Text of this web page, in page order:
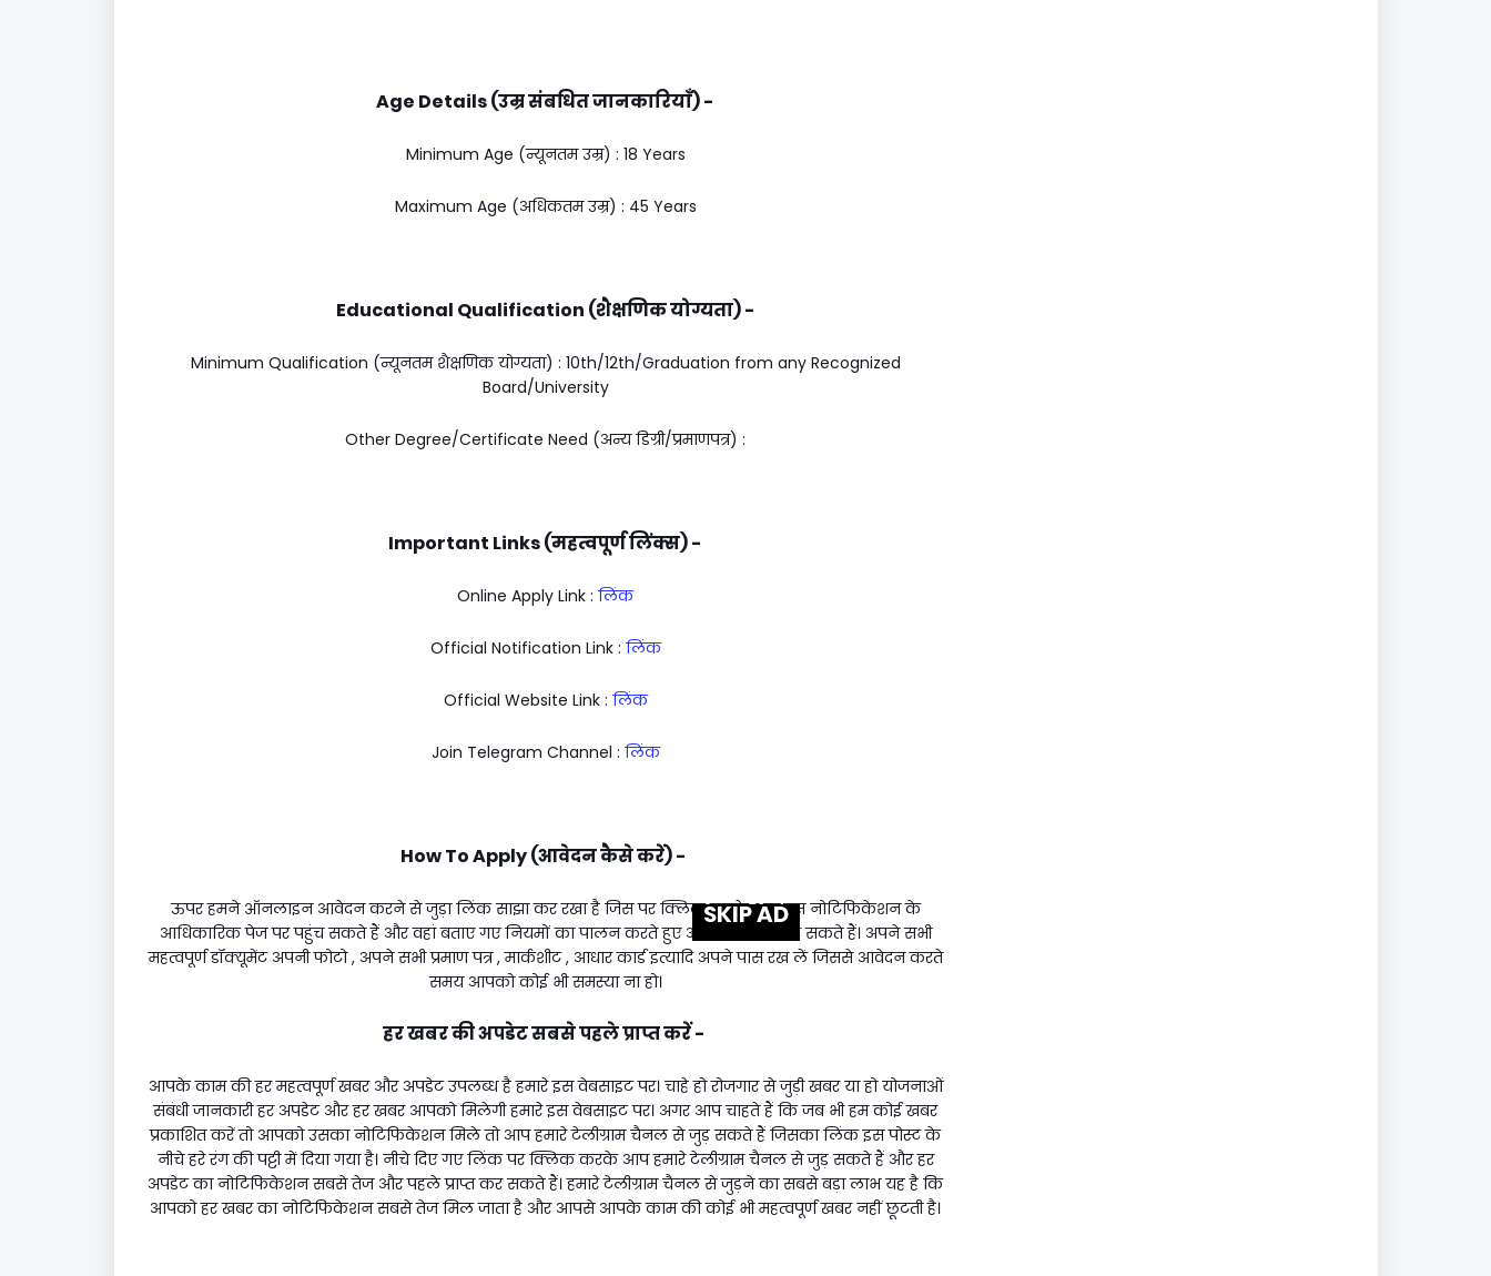
Age Details (उम्र संबधित जानकारियाँ) -
Minimum Age (न्यूनतम उम्र) : 18 Years
Maximum Age (अधिकतम उम्र) : 45 Years
Educational Qualification (शैक्षणिक योग्यता) -
Minimum Qualification (न्यूनतम शैक्षणिक योग्यता) : 10th/12th/Graduation from any Recognized
Board/University
Other Degree/Certificate Need (अन्य डिग्री/प्रमाणपत्र) :
Important Links (महत्वपूर्ण लिंक्स) -
Online Apply Link : लिंक
Official Notification Link : लिंक
Official Website Link : लिंक
Join Telegram Channel : लिंक
How To Apply (आवेदन कैसे करें) -
ऊपर हमने ऑनलाइन आवेदन करने से जुड़ा लिंक साझा कर रखा है जिस पर क्लिक करके आप इस नोटिफिकेशन के
आधिकारिक पेज पर पहुंच सकते हैं और वहां बताए गए नियमों का पालन करते हुए अपना आवेदन भर सकते हैं। अपने सभी
महत्वपूर्ण डॉक्यूमेंट अपनी फोटो , अपने सभी प्रमाण पत्र , मार्कशीट , आधार कार्ड इत्यादि अपने पास रख लें जिससे आवेदन करते
समय आपको कोई भी समस्या ना हो।
हर खबर की अपडेट सबसे पहले प्राप्त करें -
आपके काम की हर महत्वपूर्ण खबर और अपडेट उपलब्ध है हमारे इस वेबसाइट पर। चाहे हो रोजगार से जुड़ी खबर या हो योजनाओं
संबंधी जानकारी हर अपडेट और हर खबर आपको मिलेगी हमारे इस वेबसाइट पर। अगर आप चाहते हैं कि जब भी हम कोई खबर
प्रकाशित करें तो आपको उसका नोटिफिकेशन मिले तो आप हमारे टेलीग्राम चैनल से जुड़ सकते हैं जिसका लिंक इस पोस्ट के
नीचे हरे रंग की पट्टी में दिया गया है। नीचे दिए गए लिंक पर क्लिक करके आप हमारे टेलीग्राम चैनल से जुड़ सकते हैं और हर
अपडेट का नोटिफिकेशन सबसे तेज और पहले प्राप्त कर सकते हैं। हमारे टेलीग्राम चैनल से जुड़ने का सबसे बड़ा लाभ यह है कि
आपको हर खबर का नोटिफिकेशन सबसे तेज मिल जाता है और आपसे आपके काम की कोई भी महत्वपूर्ण खबर नहीं छूटती है।
SKIP AD